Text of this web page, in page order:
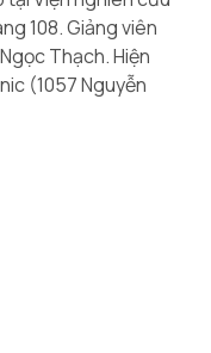
108. Giảng viên
Thạch. Hiện
(1057 Nguyễn